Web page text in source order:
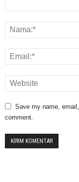
Save my name,
comment.